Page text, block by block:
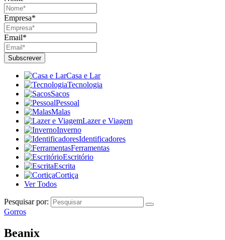
Empresa*
Email*
Casa e Lar
Tecnologia
Sacos
Pessoal
Malas
Lazer e Viagem
Inverno
Identificadores
Ferramentas
Escritório
Escrita
Cortiça
Ver Todos
Pesquisar por:
Gorros
Beanix